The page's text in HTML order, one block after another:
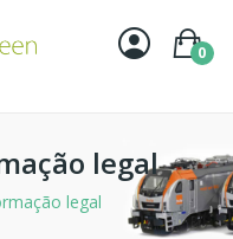
0
legal
legal